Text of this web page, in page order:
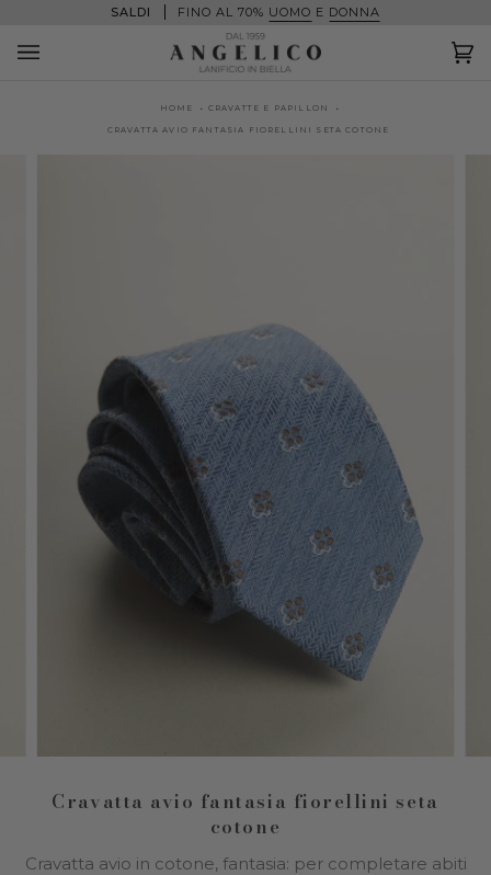
contenuto
SALDI FINO AL 70% UOMO E DONNA
HOME CRAVATTE E PAPILLON
CRAVATTA AVIO FANTASIA FIORELLINI SETA COTONE
Cravatta avio fantasia fiorellini seta
cotone
Cravatta avio in cotone, fantasia: per completare abiti